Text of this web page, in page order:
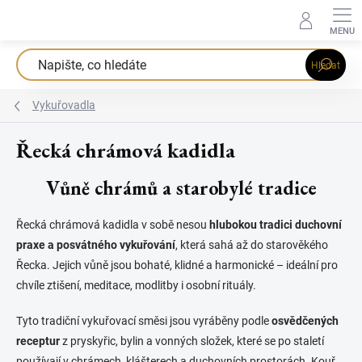
Hledat
Vykuřovadla
Řecká chrámová kadidla
Vůně chrámů a starobylé tradice
Řecká chrámová kadidla v sobě nesou hlubokou tradici duchovní
praxe a posvátného vykuřování, která sahá až do starověkého
Řecka. Jejich vůně jsou bohaté, klidné a harmonické – ideální pro
chvíle ztišení, meditace, modlitby i osobní rituály.
Tyto tradiční vykuřovací směsi jsou vyráběny podleosvědčených
recepturz pryskyřic, bylin a vonných složek, které se po staletí